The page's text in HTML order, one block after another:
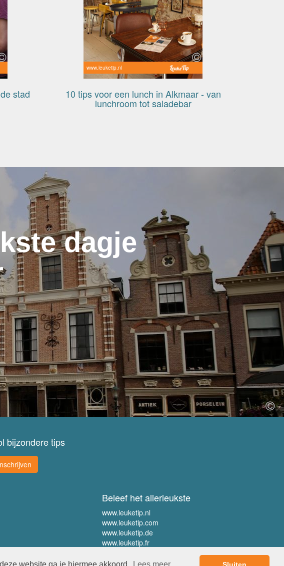
stad
www.leuketip.nl
10 tips voor een lunch in Alkmaar - van
lunchroom tot saladebar
dagje
bijzondere tips
Beleef het allerleukste
www.leuketip.nl
www.leuketip.com
www.leuketip.de
www.leuketip.fr